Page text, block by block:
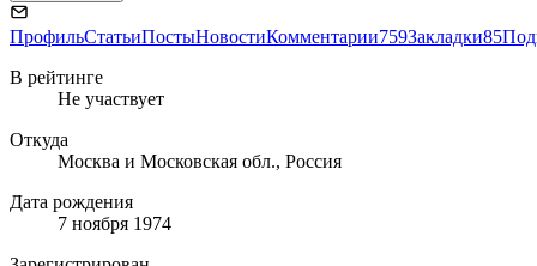
ПрофильСтатьиПостыНовостиКомментарии759Закладки85
В рейтинге
Не участвует
Откуда
Москва и Московская обл., Россия
Дата рождения
7 ноября 1974